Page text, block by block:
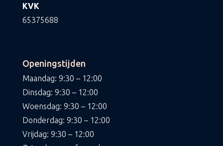
KVK
65375688
Openingstijden
Maandag: 9:30 – 12:00
Dinsdag: 9:30 – 12:00
Woensdag: 9:30 – 12:00
Donderdag: 9:30 – 12:00
Vrijdag: 9:30 – 12:00